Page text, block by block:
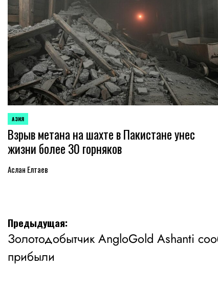
ОПУБЛИКОВАНО
В
АЗИЯ
Взрыв метана на шахте в Пакистане унес
жизни более 30 горняков
Аслан Елтаев
Навигация
по
записям
Предыдущая:
Золотодобытчик AngloGold Ashanti
прибыли